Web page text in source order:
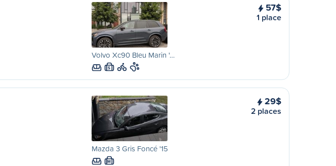
Volvo Xc90 Bleu Marin '…
S
57$
1 place
Mazda 3 Gris Foncé '15
M
29$
2 places